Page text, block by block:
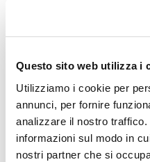
Questo sito web utilizza i
Utilizziamo i cookie per
annunci, per fornire
analizzare il nostro
informazioni sul modo in
nostri partner che si
. Si trattava, in
ospedale in Germania,
commovente e
fiaba natalizia.
Sempre responsabile in